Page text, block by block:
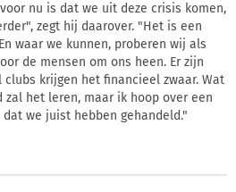
nu is dat we uit deze crisis komen,
zegt hij daarover. "Het is een
waar we kunnen, proberen wij als
de mensen om ons heen. Er zijn
krijgen het financieel zwaar. Wat
zal het leren, maar ik hoop over een
we juist hebben gehandeld."